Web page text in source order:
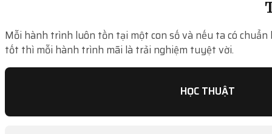
Mỗi hành trình luôn tồn tại một con số và nếu ta có chuẩn
tốt thì mỗi hành trình mãi là trải nghiệm tuyệt vời.
HỌC THUẬT